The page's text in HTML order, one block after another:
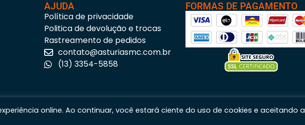
AJUDA
Política de privacidade
Politica de devolução e trocas
Rastreamento de pedidos
contato@asturiasmc.com.br
(13) 3354-5858
FORMAS DE PAGAMENTO
online. Ao continuar, você estará ciente do uso de cookies e aceitando a